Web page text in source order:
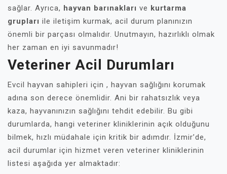
sağlar. Ayrıca, hayvan barınakları ve kurtarma
grupları ile iletişim kurmak, acil durum planınızın
önemli bir parçası olmalıdır. Unutmayın, hazırlıklı olmak
her zaman en iyi savunmadır!
Veteriner Acil Durumları
Evcil hayvan sahipleri için , hayvan sağlığını korumak
adına son derece önemlidir. Ani bir rahatsızlık veya
kaza, hayvanınızın sağlığını tehdit edebilir. Bu gibi
durumlarda, hangi veteriner kliniklerinin açık olduğunu
bilmek, hızlı müdahale için kritik bir adımdır. İzmir’de,
acil durumlar için hizmet veren veteriner kliniklerinin
listesi aşağıda yer almaktadır: